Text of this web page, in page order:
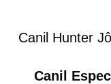
Canil Hunter
Canil